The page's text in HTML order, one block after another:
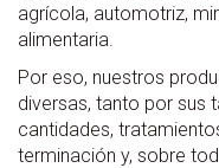
agrícola, automotriz,
alimentaria.
Por eso, nuestros
diversas, tanto por sus
cantidades,
terminación y, sobre